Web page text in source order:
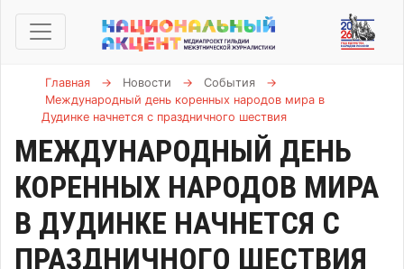
Главная → Новости → События
→
Международный день коренных народов мира в
Дудинке начнется с праздничного шествия
МЕЖДУНАРОДНЫЙ ДЕНЬ
КОРЕННЫХ НАРОДОВ МИРА
В ДУДИНКЕ НАЧНЕТСЯ С
ПРАЗДНИЧНОГО ШЕСТВИЯ